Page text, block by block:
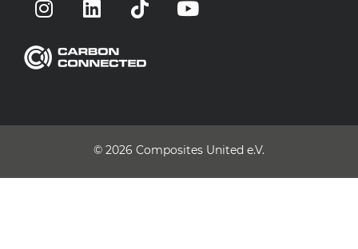
© 2026 Composites United e.V.